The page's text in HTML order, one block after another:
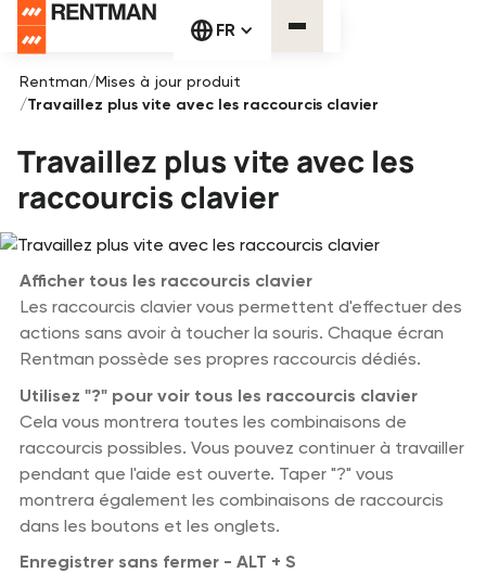
FR
Rentman/Mises à jour produit
/Travaillez plus vite avec les raccourcis clavier
Travaillez plus vite avec les
raccourcis clavier
Afficher tous les raccourcis clavier
Les raccourcis clavier vous permettent d'effectuer des
actions sans avoir à toucher la souris. Chaque écran
Rentman possède ses propres raccourcis dédiés.
Utilisez "?" pour voir tous les raccourcis clavier
Cela vous montrera toutes les combinaisons de
raccourcis possibles. Vous pouvez continuer à travailler
pendant que l'aide est ouverte. Taper "?" vous
montrera également les combinaisons de raccourcis
dans les boutons et les onglets.
Enregistrer sans fermer - ALT + S